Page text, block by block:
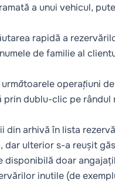
a unui vehicul,
rapidă a
de familie al
operațiuni
dublu-clic pe
din arhivă în lista
ulterior s-a reușit
doar
inutile (de